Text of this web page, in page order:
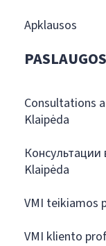
Apklausos
PASLAUGOS
Consultations
Klaipėda
Klaipėda
VMI teikiamos
VMI kliento